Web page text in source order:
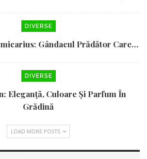
DIVERSE
Gândacul Prădător Care…
DIVERSE
Eleganță, Culoare Și Parfum În
Grădină
LOAD MORE POSTS